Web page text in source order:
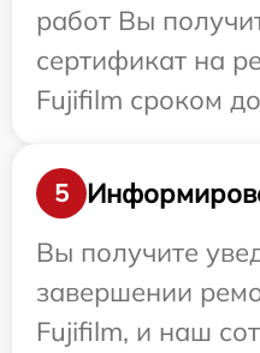
работ Вы
сертификат на
Fujifilm сроком
5
Вы получите
завершении
Fujifilm, и наш